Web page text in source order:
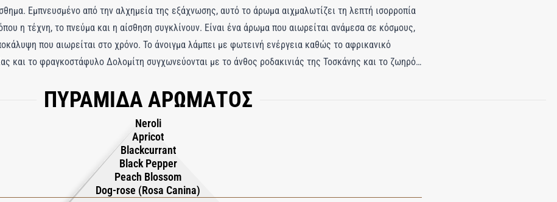
Εμπνευσμένο από την αλχημεία της εξάχνωσης, αυτό το άρωμα αιχμαλωτίζει τη λεπτή ισορροπία
η τέχνη, το πνεύμα και η αίσθηση συγκλίνουν. Είναι ένα άρωμα που αιωρείται ανάμεσα σε κόσμους,
που αιωρείται στο χρόνο. Το άνοιγμα λάμπει με φωτεινή ενέργεια καθώς το αφρικανικό
και το φραγκοστάφυλο Δολομίτη συγχωνεύονται με το άνθος ροδακινιάς της Τοσκάνης και το ζωηρό
πρώτο φως της αυγής. Στην καρδιά, ένα εκλεπτυσμένο μπουκέτο ξεδιπλώνεται: ιταλικό κρίνο της
σαφράν, ίριδα της Τοσκάνης και ινδονησιακό ξύλο τικ σχηματίζουν μια χαριτωμένη και στοχαστική
με άμβρα και μόσχο. Το Sublime αφήνει πίσω του ένα λαμπερό ίχνος — άυλο αλλά αξέχαστο, σαν
ΠΥΡΑΜΙΔΑ ΑΡΩΜΑΤΟΣ
Neroli
Apricot
Blackcurrant
Black Pepper
Peach Blossom
Dog-rose (Rosa Canina)